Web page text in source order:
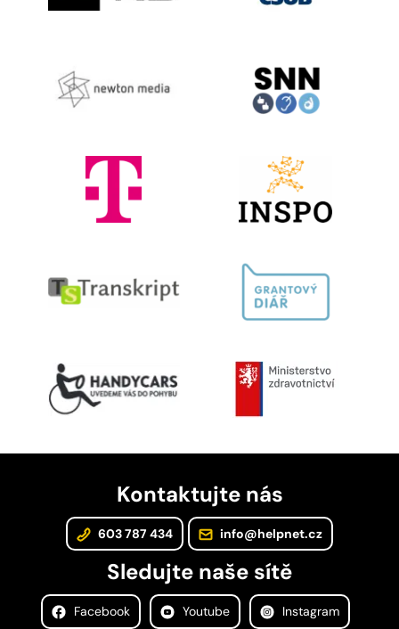
Kontaktujte nás
603 787 434 info@helpnet.cz
Sledujte naše sítě
Facebook Youtube Instagram